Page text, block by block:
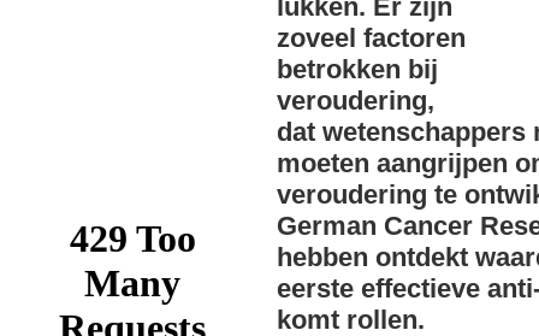
lukken. Er zijn
zoveel factoren
betrokken bij
veroudering,
dat wetenschappers
moeten aangrijpen
veroudering te
German Cancer
hebben ontdekt
eerste effectieve
komt rollen.